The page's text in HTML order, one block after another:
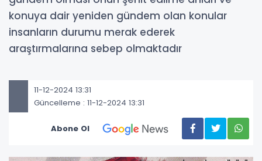
konuya dair yeniden gündem olan konular
insanların durumu merak ederek
araştırmalarına sebep olmaktadır
11-12-2024 13:31
Güncelleme : 11-12-2024 13:31
Abone Ol